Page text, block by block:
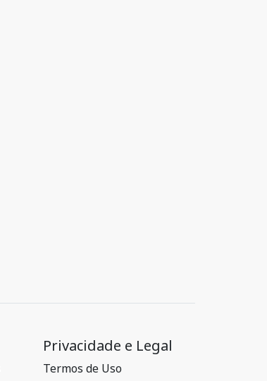
Privacidade e Legal
Termos de Uso